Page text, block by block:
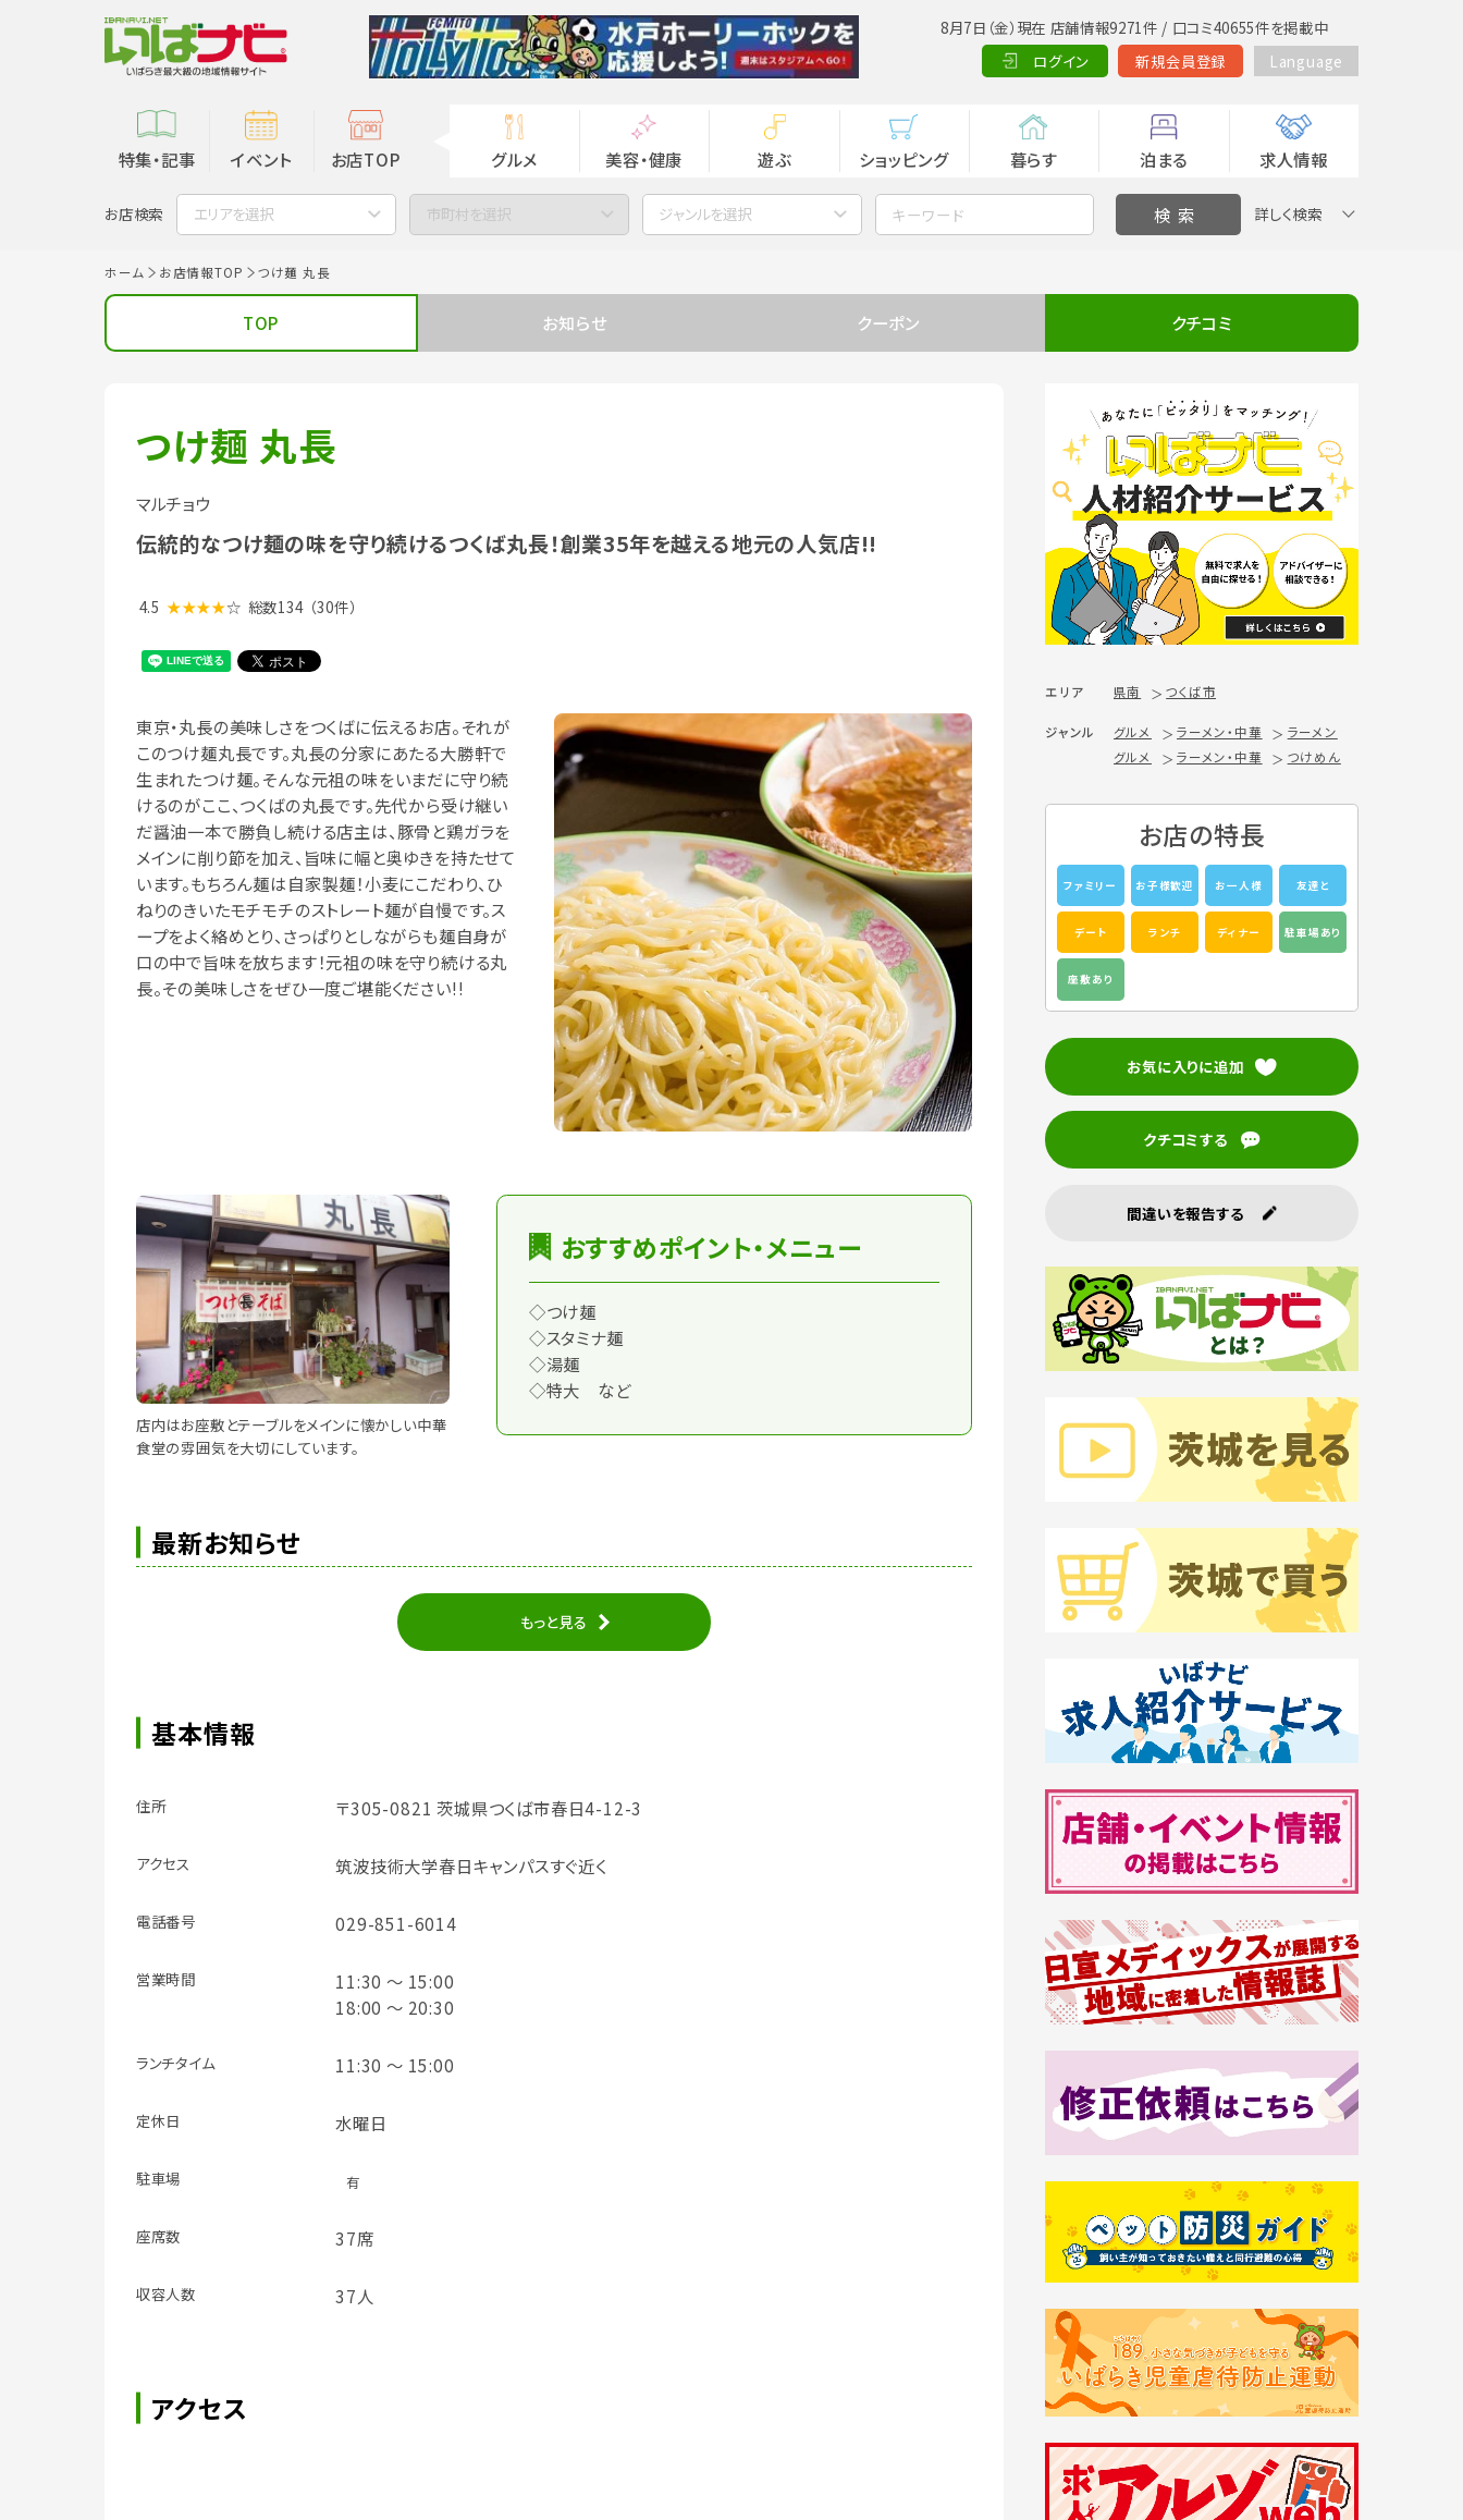
8月7日（金）現在 店舗情報9271件 / 口コミ40655件を掲載中
ログイン
新規会員登録 Language
特集・記事 イベント お店TOP グルメ 美容・健康 遊ぶ ショッピング 暮らす 泊まる 求人情報
お店検索 エリアを選択 市町村を選択 ジャンルを選択 詳しく検索
ホーム お店情報TOP つけ麺 丸長
TOP お知らせ クーポン クチコミ
つけ麺 丸長
マルチョウ
伝統的なつけ麺の味を守り続けるつくば丸長！創業35年を越える地元の人気店!!
4.5 ★★★★☆ 総数134 （30件）
東京・丸長の美味しさをつくばに伝えるお店。それが
このつけ麺丸長です。丸長の分家にあたる大勝軒で
生まれたつけ麺。そんな元祖の味をいまだに守り続
けるのがここ、つくばの丸長です。先代から受け継い
だ醤油一本で勝負し続ける店主は、豚骨と鶏ガラを
メインに削り節を加え、旨味に幅と奥ゆきを持たせて
います。もちろん麺は自家製麺！小麦にこだわり、ひ
ねりのきいたモチモチのストレート麺が自慢です。ス
ープをよく絡めとり、さっぱりとしながらも麺自身が
口の中で旨味を放ちます！元祖の味を守り続ける丸
長。その美味しさをぜひ一度ご堪能ください!!
店内はお座敷とテーブルをメインに懐かしい中華
食堂の雰囲気を大切にしています。
おすすめポイント・メニュー
◇つけ麺
◇スタミナ麺
◇湯麺
◇特大 など
最新お知らせ
もっと見る
基本情報
住所 〒305-0821 茨城県つくば市春日4-12-3
アクセス 筑波技術大学春日キャンパスすぐ近く
電話番号 029-851-6014
営業時間
11:30 ～ 15:00
18:00 ～ 20:30
ランチタイム 11:30 ～ 15:00
定休日 水曜日
駐車場 有
座席数 37席
収容人数 37人
アクセス
エリア 県南 つくば市
ジャンル グルメ ラーメン・中華
ラーメン
グルメ
ラーメン・中華 つけめん
お店の特長
ファミリー お子様歓迎 お一人様 友達と
デート ランチ ディナー 駐車場あり
座敷あり
お気に入りに追加
クチコミする
間違いを報告する